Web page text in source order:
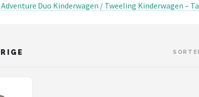
Adventure Duo Kinderwagen / Tweeling Kinderwagen –